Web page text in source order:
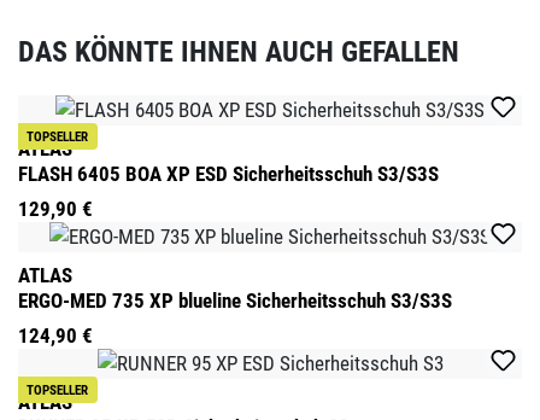
DAS KÖNNTE IHNEN AUCH GEFALLEN
Produktgalerie überspringen
TOPSELLER
ATLAS
FLASH 6405 BOA XP ESD Sicherheitsschuh S3/S3S
129,90 €
ATLAS
ERGO-MED 735 XP blueline Sicherheitsschuh S3/S3S
124,90 €
TOPSELLER
ATLAS